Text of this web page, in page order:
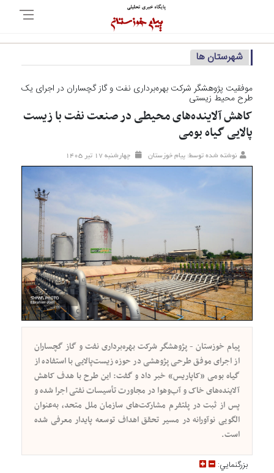
شهرستان ها
موفقیت پژوهشگر شرکت بهره‌برداری نفت و گاز گچساران در اجرای یک
طرح محیط زیستی
کاهش آلاینده‌های محیطی در صنعت نفت با زیست
پالایی گیاه بومی
نوشته شده توسط: پیام خوزستان چهارشنبه ۱۷ تیر ۱۴۰۵
پیام خوزستان - پژوهشگر شرکت بهره‌برداری نفت و گاز گچساران
از اجرای موفق طرحی پژوهشی در حوزه زیست‌پالایی با استفاده از
گیاه بومی «کاپاریس» خبر داد و گفت: این طرح با هدف کاهش
آلاینده‌های خاک و آب‌وهوا در مجاورت تأسیسات نفتی اجرا شده و
پس از ثبت در پلتفرم مشارکت‌های سازمان ملل متحد، به‌عنوان
الگویی نوآورانه در مسیر تحقق اهداف توسعه پایدار معرفی شده
است.
بزرگنمايي: